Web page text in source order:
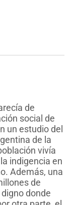
de
social de
un estudio del
de la
vivía
indigencia en
Además, una
de
donde